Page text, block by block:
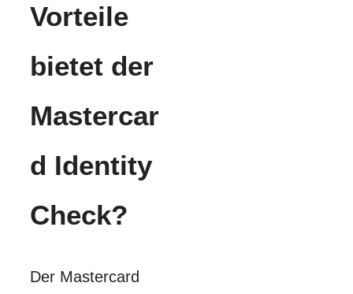
Vorteile
bietet der
Mastercar
d Identity
Check?
Der Mastercard